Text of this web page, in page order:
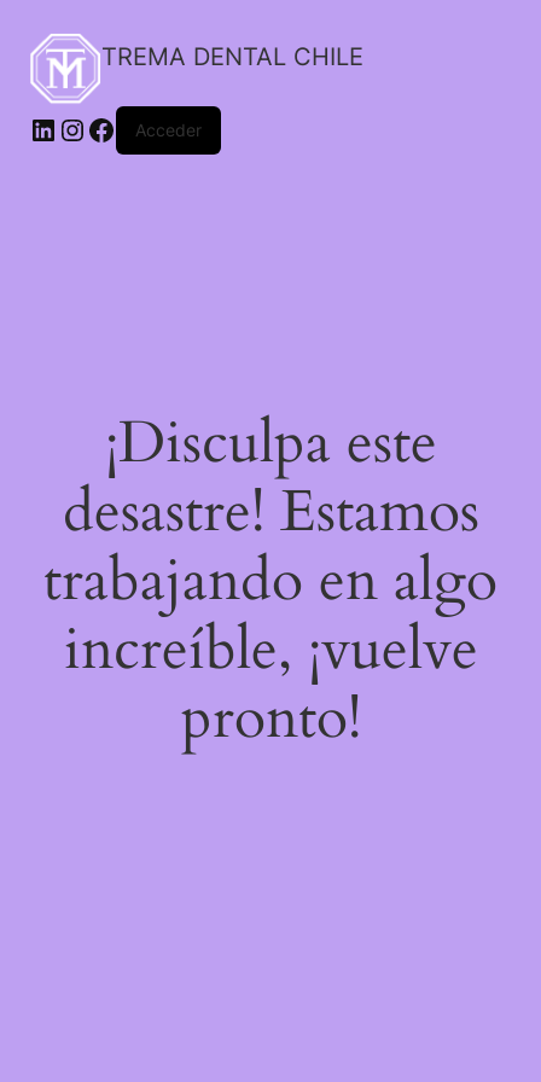
TREMA DENTAL CHILE
Acceder
¡Disculpa este
desastre! Estamos
trabajando en algo
increíble, ¡vuelve
pronto!